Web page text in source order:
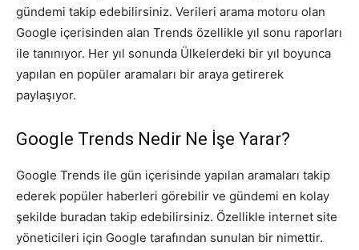
SEO,
Tasarım,
gündemi takip edebilirsiniz. Verileri arama motoru olan
Google içerisinden alan Trends özellikle yıl sonu raporları
ile tanınıyor. Her yıl sonunda Ülkelerdeki bir yıl boyunca
yapılan en popüler aramaları bir araya getirerek
paylaşıyor.
Google Trends Nedir Ne İşe Yarar?
Google Trends ile gün içerisinde yapılan aramaları takip
ederek popüler haberleri görebilir ve gündemi en kolay
şekilde buradan takip edebilirsiniz. Özellikle internet site
yöneticileri için Google tarafından sunulan bir nimettir.